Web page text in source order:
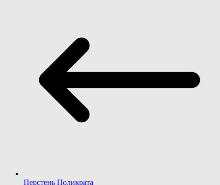
Перстень Поликрата